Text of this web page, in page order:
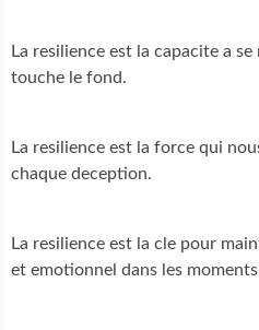
La resilience est la capacite a
touche le fond.
La resilience est la force qui
chaque deception.
La resilience est la cle pour
et emotionnel dans les